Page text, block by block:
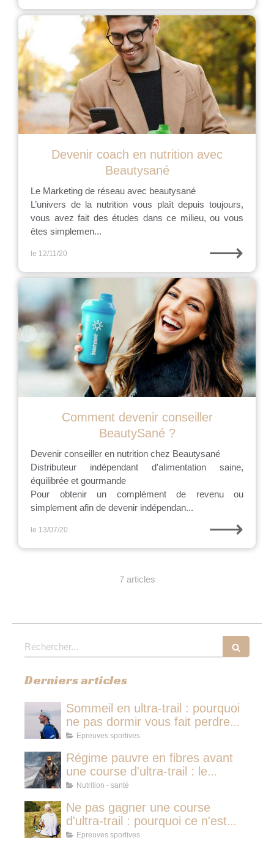
Devenir coach en nutrition avec
Beautysané
Le Marketing de réseau avec beautysané
L’univers de la nutrition vous plaît depuis toujours,
vous avez fait des études dans ce milieu, ou vous
êtes simplemen...
le 12/11/20 ⟶
Comment devenir conseiller
BeautySané ?
Devenir conseiller en nutrition chez Beautysané
Distributeur indépendant d'alimentation saine,
équilibrée et gourmande
Pour obtenir un complément de revenu ou
simplement afin de devenir indépendan...
le 13/07/20 ⟶
7 articles
Rechercher
Derniers articles
Sommeil en ultra-trail : pourquoi
ne pas dormir vous fait perdre
plus de temps qu'une micro-
Epreuves sportives
Régime pauvre en fibres avant
une course d'ultra-trail : le
protocole nutritionnel des
Nutrition - santé
Ne pas gagner une course
d'ultra-trail : pourquoi ce n'est
jamais avoir couru pour rien
Epreuves sportives